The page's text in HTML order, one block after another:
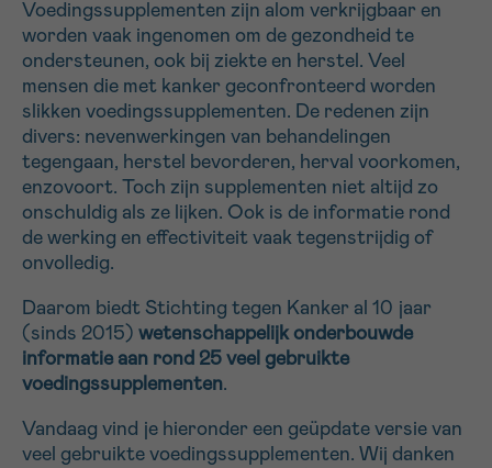
Voedingssupplementen zijn alom verkrijgbaar en
worden vaak ingenomen om de gezondheid te
ondersteunen, ook bij ziekte en herstel. Veel
mensen die met kanker geconfronteerd worden
slikken voedingssupplementen. De redenen zijn
divers: nevenwerkingen van behandelingen
tegengaan, herstel bevorderen, herval voorkomen,
enzovoort. Toch zijn supplementen niet altijd zo
onschuldig als ze lijken. Ook is de informatie rond
de werking en effectiviteit vaak tegenstrijdig of
onvolledig.
Daarom biedt Stichting tegen Kanker al 10 jaar
(sinds 2015) wetenschappelijk onderbouwde
informatie aan rond 25 veel gebruikte
voedingssupplementen.
Vandaag vind je hieronder een geüpdate versie van
veel gebruikte voedingssupplementen. Wij danken
VOORNAAM
Via ons
contactformulier
Ik wil graag opgebeld worden
Meer weten over Kankerinfo
TERUG
NAAM
VOORNAAM
EMAIL
MIJN VRAAG
KIES DE TIJDSSPANNE VAN JE AFSPRAAK
9h-11h
11h-13h
13h-16h
16h-18h
Verder